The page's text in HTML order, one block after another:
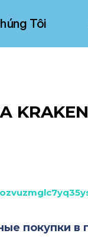
Tôi
покупки в